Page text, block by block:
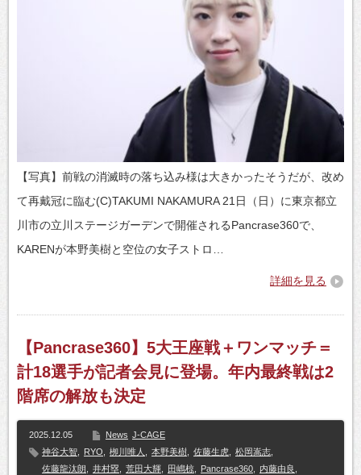
【写真】前戦の消滅時の落ち込み様は大きかったそうだが、改め
て再戴冠に臨む(C)TAKUMI NAKAMURA 21日（日）に東京都立
川市の立川ステージガーデンで開催されるPancrase360で、
KARENが本野美樹と空位の女子ストロ…
詳細を見る
【Pancrase360】5大王座戦＋ワンマッチ＝
計18選手が記者会見に登場。年内最終戦は2
階席の解放も決定
2025.12.05 News J-CAGE
神谷大智
RYO 栁川唯人 本野美樹 佐藤生虎 松岡嵩志
佐藤龍汰朗
井村塁 荒田大輝 田嶋椋 Pancrase360 内藤由良